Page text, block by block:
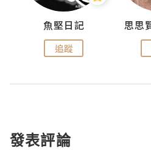
魚堅日記
追蹤
發表評論